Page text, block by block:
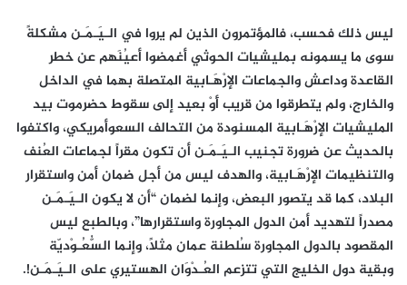
ليس ذلك فحسب، فالمؤتمرون الذين لم يروا في الـيَـمَـن مشكلةً
سوى ما يسمونه بمليشيات الحوثي أغمضوا أعيُنَهم عن خطر
القاعدة وداعش والجماعات الإرْهَـابية المتصلة بهما في الداخل
والخارج، ولم يتطرقوا من قريب أَوْ بعيد إلى سقوط حضرموت بيد
المليشيات الإرْهَـابية المسنودة من التحالف السعوأمريكي، واكتفوا
بالحديث عن ضرورة تجنيب الـيَـمَـن أن تكون مقراً لجماعات العُنف
والتنظيمات الإرْهَـابية، والهدف ليس من أجل ضمان أمن واستقرار
البلاد، كما قد يتصور البعض، وإنما لضمان “أن لا يكون الـيَـمَـن
مصدراً لتهديد أمن الدول المجاورة واستقرارها”، وبالطبع ليس
المقصود بالدول المجاورة سُلطنة عمان مثلاً، وإنما السُّعُـوْديّة
وبقية دول الخليج التي تتزعم العُـدْوَان الهستيري على الـيَـمَـن!.